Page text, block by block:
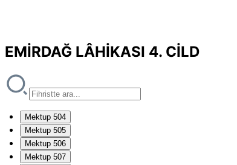
EMİRDAĞ LÂHİKASI 4. CİLD
Mektup 504
Mektup 505
Mektup 506
Mektup 507